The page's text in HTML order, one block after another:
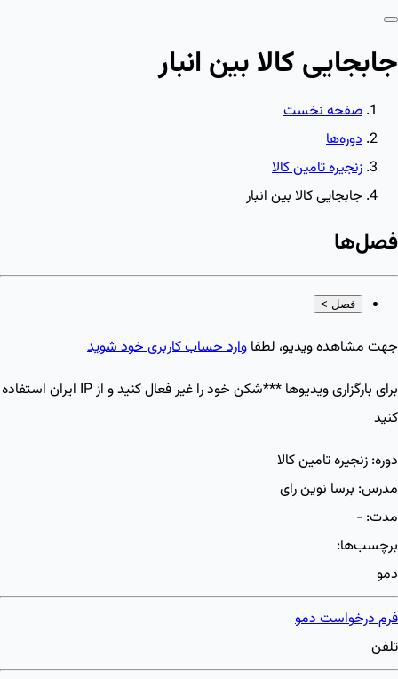
جابجایی کالا بین انبار
صفحه نخست
دوره‌ها
زنجیره تامین کالا
جابجایی کالا بین انبار
فصل‌ها
فصل >
جهت مشاهده ویدیو، لطفا وارد حساب کاربری خود شوید
برای بارگزاری ویدیو‌ها ***شکن خود را غیر فعال کنید و از IP ایران استفاده
کنید
دوره: زنجیره تامین کالا
مدرس: برسا نوین رای
مدت: -
برچسب‌ها:
دمو
فرم درخواست دمو
تلفن